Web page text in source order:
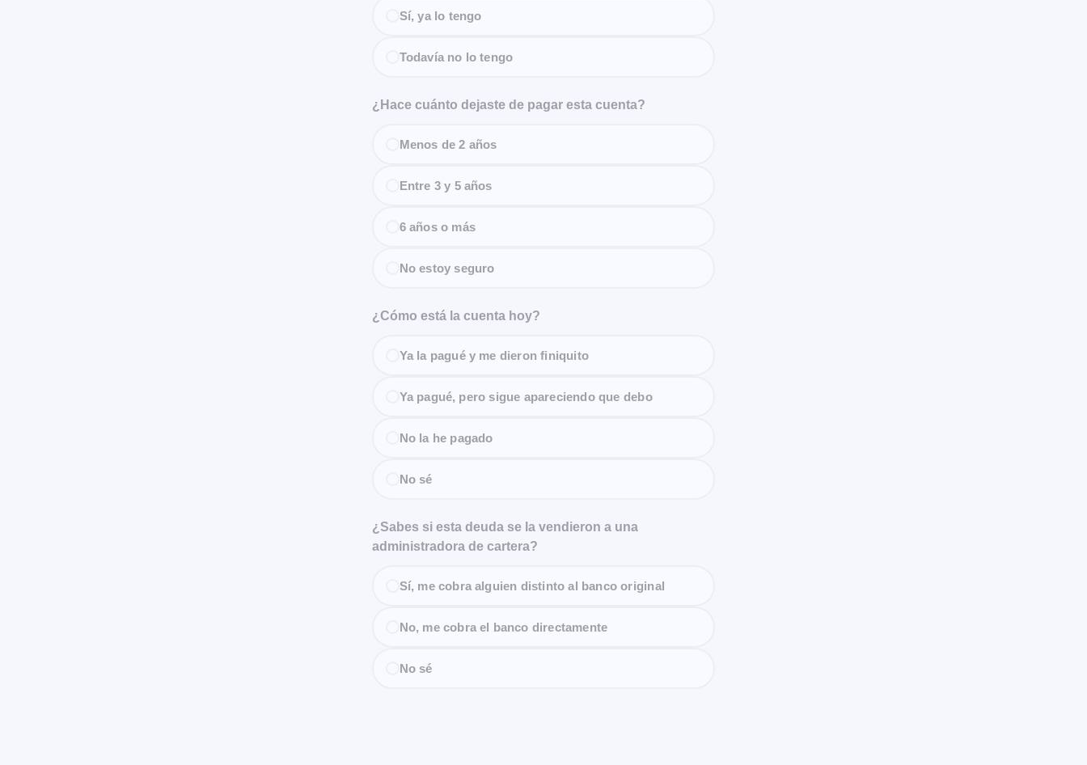
Sí, ya lo tengo
Todavía no lo tengo
¿Hace cuánto dejaste de pagar esta cuenta?
Menos de 2 años
Entre 3 y 5 años
6 años o más
No estoy seguro
¿Cómo está la cuenta hoy?
Ya la pagué y me dieron finiquito
Ya pagué, pero sigue apareciendo que debo
No la he pagado
No sé
¿Sabes si esta deuda se la vendieron a una
administradora de cartera?
Sí, me cobra alguien distinto al banco original
No, me cobra el banco directamente
No sé